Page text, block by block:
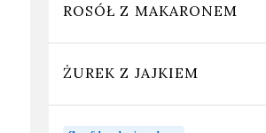
ROSÓŁ Z MAKARONEM
ŻUREK Z JAJKIEM